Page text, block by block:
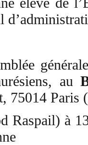
au
75014 Paris
Raspail) à